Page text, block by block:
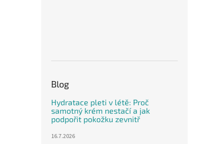
Blog
Hydratace pleti v létě: Proč
samotný krém nestačí a jak
podpořit pokožku zevnitř
16.7.2026